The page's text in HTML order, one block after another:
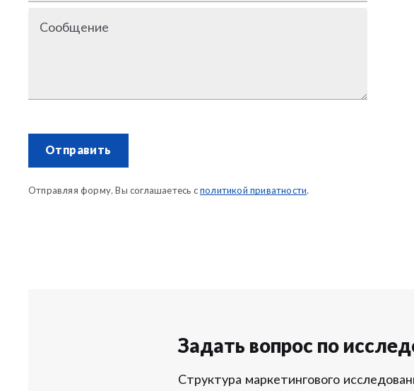
Сообщение
Отправить
Отправляя форму, Вы соглашаетесь с политикой приватности.
Задать вопрос по
Структура маркетингового